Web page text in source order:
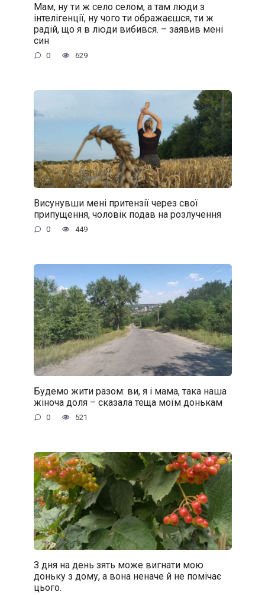
Мам, ну ти ж село селом, а там люди з
інтелігенції, ну чого ти ображаєшся, ти ж
радій, що я в люди вибився. – заявив мені
син
0 629
Висунувши мені притензії через свої
припущення, чоловік подав на розлучення
0 449
Будемо жити разом: ви, я і мама, така наша
жіноча доля – сказала теща моїм донькам
0 521
З дня на день зять може вигнати мою
доньку з дому, а вона неначе й не помічає
цього.